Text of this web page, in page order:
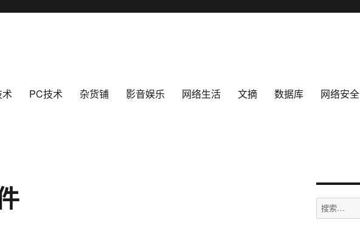
术 PC技术 杂货铺 影音娱乐 网络生活 文摘 数据库 网络安全
搜
索：